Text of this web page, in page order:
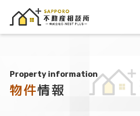
Property information
物件情報